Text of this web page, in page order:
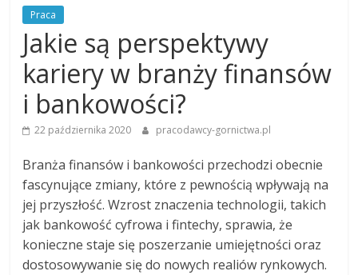
Praca
Jakie są perspektywy
kariery w branży finansów
i bankowości?
22 października 2020 pracodawcy-gornictwa.pl
Branża finansów i bankowości przechodzi obecnie
fascynujące zmiany, które z pewnością wpływają na
jej przyszłość. Wzrost znaczenia technologii, takich
jak bankowość cyfrowa i fintechy, sprawia, że
konieczne staje się poszerzanie umiejętności oraz
dostosowywanie się do nowych realiów rynkowych.